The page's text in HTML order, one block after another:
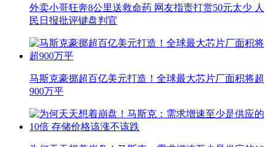
外卖小哥狂奔8公里送救命药 网友指责打赏50元太少 人
民日报批评键盘判官
马斯克豪掷超百亿美元打造！全球最大芯片厂面积将超
900万平